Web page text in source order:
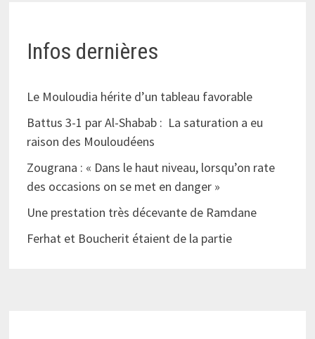
Infos dernières
Le Mouloudia hérite d’un tableau favorable
Battus 3-1 par Al-Shabab : La saturation a eu
raison des Mouloudéens
Zougrana : « Dans le haut niveau, lorsqu’on rate
des occasions on se met en danger »
Une prestation très décevante de Ramdane
Ferhat et Boucherit étaient de la partie